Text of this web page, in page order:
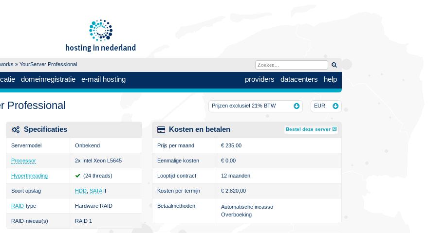
» YourServer Professional
providers datacenters help
domeinregistratie e-mail hosting
EUR
Prijzen exclusief 21% BTW
Professional
Specificaties
Servermodel Onbekend
Processor 2x Intel Xeon L5645
Hyperthreading (24 threads)
Soort opslag HDD SATAII
RAID-type Hardware RAID
RAID-niveau(s) RAID 1
Kosten en betalen Bestel deze server
Prijs per maand € 235,00
Eenmalige kosten € 0,00
Looptijd contract 12 maanden
Kosten per termijn € 2.820,00
Betaalmethoden
Automatische incasso
Overboeking